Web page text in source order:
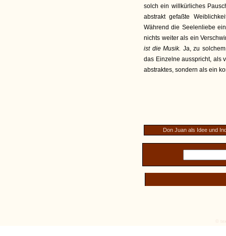
solch ein willkürliches
abstrakt gefaßte
Während die Seelenliebe
nichts weiter als ein
ist die Musik. Ja, zu
das Einzelne ausspricht, als
abstraktes, sondern als ein
Don Juan als Idee und